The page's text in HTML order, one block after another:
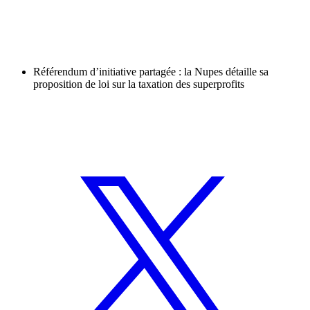
Référendum d’initiative partagée : la Nupes détaille sa
proposition de loi sur la taxation des superprofits